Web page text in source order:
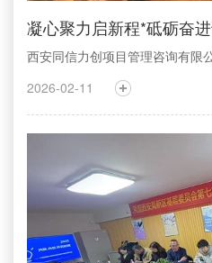
西安同信力创项目管理咨询有限
2026-02-11